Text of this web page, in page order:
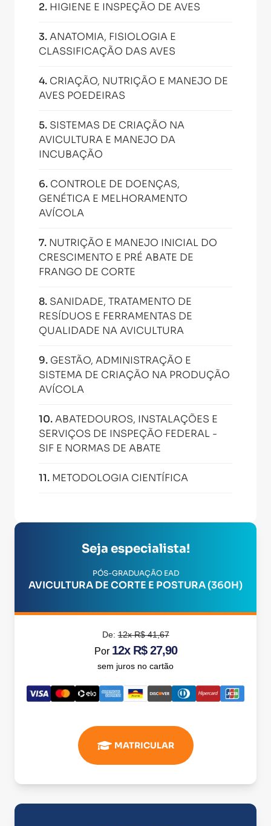
2. HIGIENE E INSPEÇÃO DE AVES
3.ANATOMIA, FISIOLOGIA E
CLASSIFICAÇÃO DAS AVES
4. CRIAÇÃO, NUTRIÇÃO E MANEJO DE
AVES POEDEIRAS
5. SISTEMAS DE CRIAÇÃO NA
AVICULTURA E MANEJO DA
INCUBAÇÃO
6. CONTROLE DE DOENÇAS,
GENÉTICA E MELHORAMENTO
AVÍCOLA
7. NUTRIÇÃO E MANEJO INICIAL DO
CRESCIMENTO E PRÉ ABATE DE
FRANGO DE CORTE
8. SANIDADE, TRATAMENTO DE
RESÍDUOS E FERRAMENTAS DE
QUALIDADE NA AVICULTURA
9. GESTÃO, ADMINISTRAÇÃO E
SISTEMA DE CRIAÇÃO NA PRODUÇÃO
AVÍCOLA
10.ABATEDOUROS, INSTALAÇÕES E
SERVIÇOS DE INSPEÇÃO FEDERAL -
SIF E NORMAS DE ABATE
11. METODOLOGIA CIENTÍFICA
Seja especialista!
PÓS-GRADUAÇÃO EAD
AVICULTURA DE CORTE E POSTURA (360H)
De:12x R$ 41,67
Por 12x R$ 27,90
sem juros no cartão
MATRICULAR